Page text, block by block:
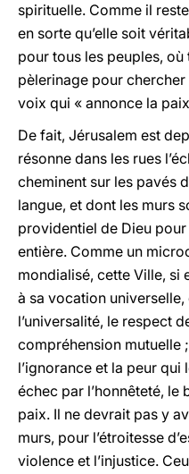
spirituelle. Comme il
en sorte qu’elle soit
pour tous les peuples,
pèlerinage pour
voix qui « annonce la
De fait, Jérusalem est
résonne dans les rues
cheminent sur les pavés
langue, et dont les murs
providentiel de Dieu
entière. Comme un
mondialisé, cette Ville, si
à sa vocation
l’universalité, le respect
compréhension mutuelle
l’ignorance et la peur qui
échec par l’honnêteté, le
paix. Il ne devrait pas y
murs, pour l’étroitesse
violence et l’injustice.